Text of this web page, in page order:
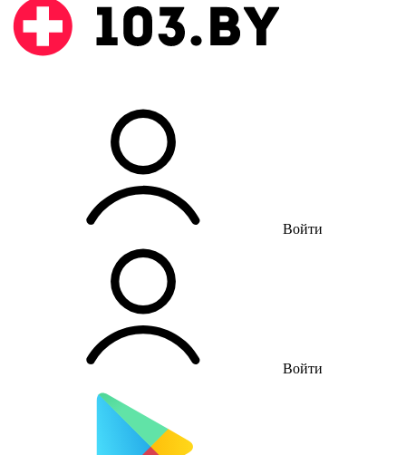
Войти
Войти